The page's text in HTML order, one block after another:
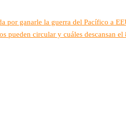
por ganarle la guerra del Pacífico a
pueden circular y cuáles descansan el